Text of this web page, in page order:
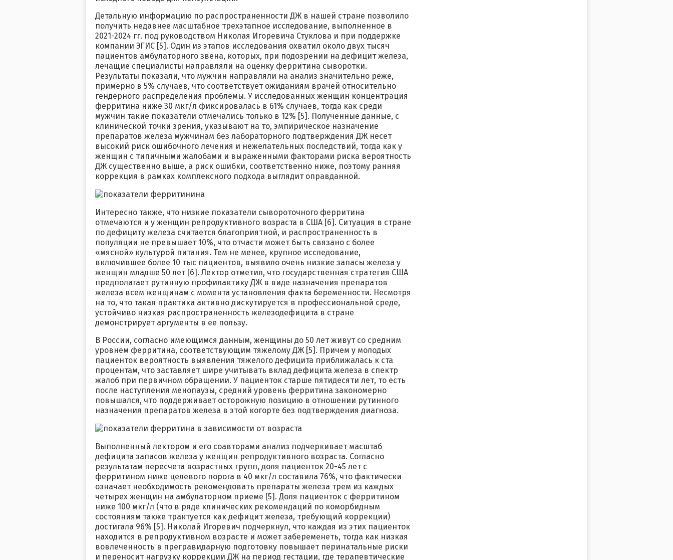
Детальную информацию по распространенности ДЖ в нашей стране позволило
получить недавнее масштабное трехэтапное исследование, выполненное в
2021-2024 гг. под руководством Николая Игоревича Стуклова и при поддержке
компании ЭГИС [5]. Один из этапов исследования охватил около двух тысяч
пациентов амбулаторного звена, которых, при подозрении на дефицит железа,
лечащие специалисты направляли на оценку ферритина сыворотки.
Результаты показали, что мужчин направляли на анализ значительно реже,
примерно в 5% случаев, что соответствует ожиданиям врачей относительно
гендерного распределения проблемы. У исследованных женщин концентрация
ферритина ниже 30 мкг/л фиксировалась в 61% случаев, тогда как среди
мужчин такие показатели отмечались только в 12% [5]. Полученные данные, с
клинической точки зрения, указывают на то, эмпирическое назначение
препаратов железа мужчинам без лабораторного подтверждения ДЖ несет
высокий риск ошибочного лечения и нежелательных последствий, тогда как у
женщин с типичными жалобами и выраженными факторами риска вероятность
ДЖ существенно выше, а риск ошибки, соответственно ниже, поэтому ранняя
коррекция в рамках комплексного подхода выглядит оправданной.
Интересно также, что низкие показатели сывороточного ферритина
отмечаются и у женщин репродуктивного возраста в США [6]. Ситуация в стране
по дефициту железа считается благоприятной, и распространенность в
популяции не превышает 10%, что отчасти может быть связано с более
«мясной» культурой питания. Тем не менее, крупное исследование,
включившее более 10 тыс пациентов, выявило очень низкие запасы железа у
женщин младше 50 лет [6]. Лектор отметил, что государственная стратегия США
предполагает рутинную профилактику ДЖ в виде назначения препаратов
железа всем женщинам с момента установления факта беременности. Несмотря
на то, что такая практика активно дискутируется в профессиональной среде,
устойчиво низкая распространенность железодефицита в стране
демонстрирует аргументы в ее пользу.
В России, согласно имеющимся данным, женщины до 50 лет живут со средним
уровнем ферритина, соответствующим тяжелому ДЖ [5]. Причем у молодых
пациенток вероятность выявления тяжелого дефицита приближалась к ста
процентам, что заставляет шире учитывать вклад дефицита железа в спектр
жалоб при первичном обращении. У пациенток старше пятидесяти лет, то есть
после наступления менопаузы, средний уровень ферритина закономерно
повышался, что поддерживает осторожную позицию в отношении рутинного
назначения препаратов железа в этой когорте без подтверждения диагноза.
Выполненный лектором и его соавторами анализ подчеркивает масштаб
дефицита запасов железа у женщин репродуктивного возраста. Согласно
результатам пересчета возрастных групп, доля пациенток 20-45 лет с
ферритином ниже целевого порога в 40 мкг/л составила 76%, что фактически
означает необходимость рекомендовать препараты железа трем из каждых
четырех женщин на амбулаторном приеме [5]. Доля пациенток с ферритином
ниже 100 мкг/л (что в ряде клинических рекомендаций по коморбидным
состояниям также трактуется как дефицит железа, требующий коррекции)
достигала 96% [5]. Николай Игоревич подчеркнул, что каждая из этих пациенток
находится в репродуктивном возрасте и может забеременеть, тогда как низкая
вовлеченность в прегравидарную подготовку повышает перинатальные риски
и переносит нагрузку коррекции ДЖ на период гестации, где терапевтические